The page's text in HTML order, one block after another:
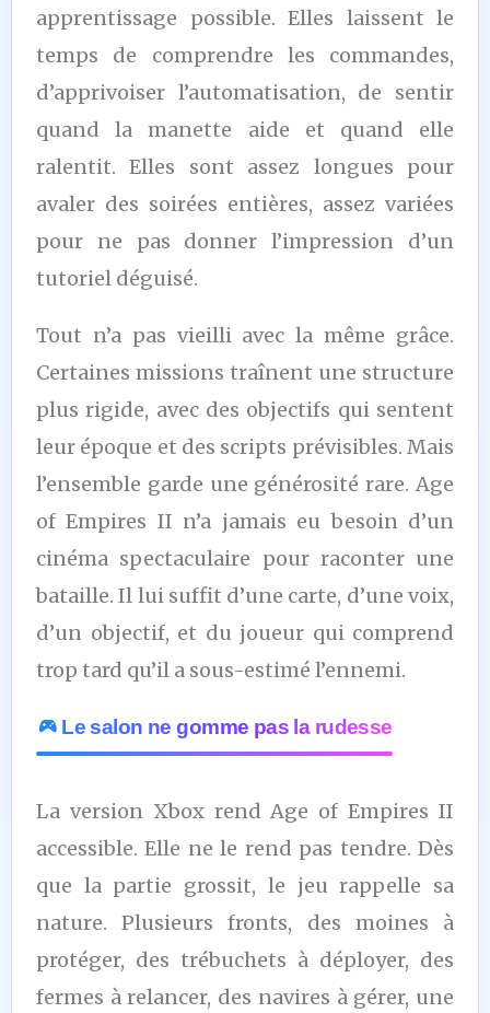
apprentissage possible. Elles laissent le
temps de comprendre les commandes,
d’apprivoiser l’automatisation, de sentir
quand la manette aide et quand elle
ralentit. Elles sont assez longues pour
avaler des soirées entières, assez variées
pour ne pas donner l’impression d’un
tutoriel déguisé.
Tout n’a pas vieilli avec la même grâce.
Certaines missions traînent une structure
plus rigide, avec des objectifs qui sentent
leur époque et des scripts prévisibles. Mais
l’ensemble garde une générosité rare. Age
of Empires II n’a jamais eu besoin d’un
cinéma spectaculaire pour raconter une
bataille. Il lui suffit d’une carte, d’une voix,
d’un objectif, et du joueur qui comprend
trop tard qu’il a sous-estimé l’ennemi.
Le salon ne gomme pas la rudesse
La version Xbox rend Age of Empires II
accessible. Elle ne le rend pas tendre. Dès
que la partie grossit, le jeu rappelle sa
nature. Plusieurs fronts, des moines à
protéger, des trébuchets à déployer, des
fermes à relancer, des navires à gérer, une